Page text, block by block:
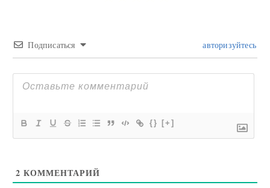
Подписаться авторизуйтесь
{} [+]
2 КОММЕНТАРИЙ